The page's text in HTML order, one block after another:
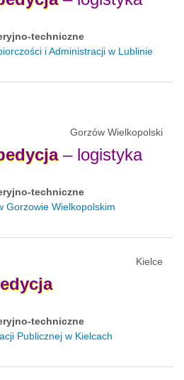
techniczne
i Administracji w Lublinie
Gorzów Wielkopolski
– logistyka
techniczne
Gorzowie Wielkopolskim
Kielce
techniczne
Publicznej w Kielcach